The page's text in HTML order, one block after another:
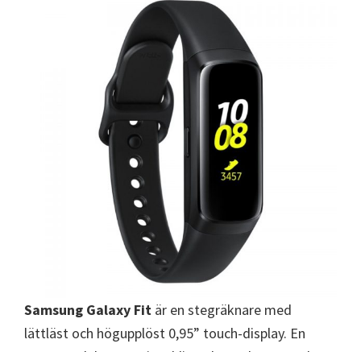
Samsung Galaxy Fit är en stegräknare med
lättläst och högupplöst 0,95” touch-display. En